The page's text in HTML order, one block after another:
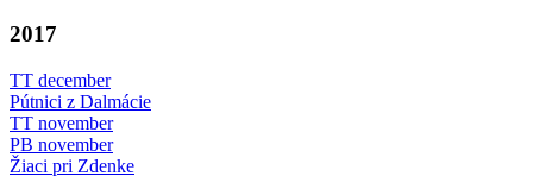
2017
TT december
Pútnici z Dalmácie
TT november
PB november
Žiaci pri Zdenke